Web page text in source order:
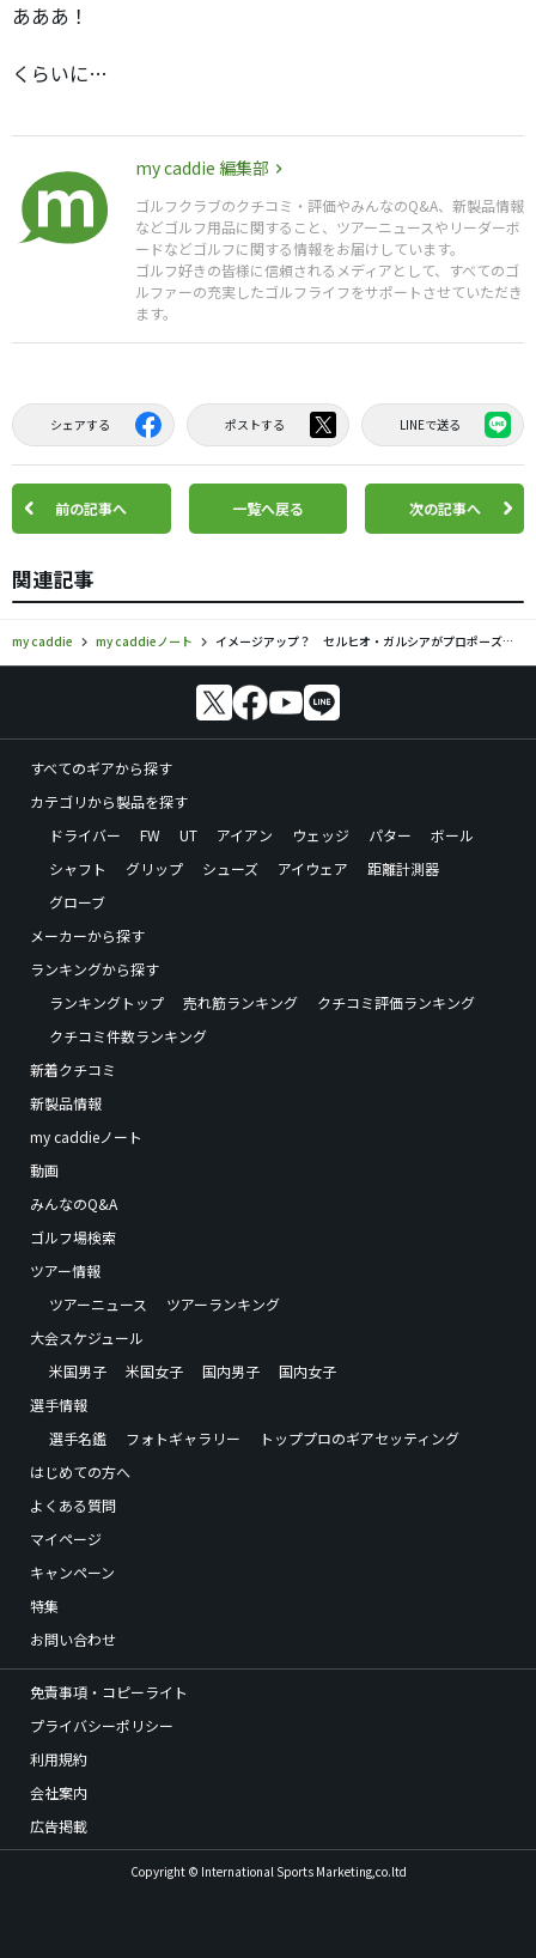
あああ！
くらいに…
my caddie 編集部
ゴルフクラブのクチコミ・評価やみんなのQ&A、新製品情報
などゴルフ用品に関すること、ツアーニュースやリーダーボ
ードなどゴルフに関する情報をお届けしています。
ゴルフ好きの皆様に信頼されるメディアとして、すべてのゴ
ルファーの充実したゴルフライフをサポートさせていただき
ます。
シェアする ポストする LINEで送る
前の記事へ 一覧へ戻る 次の記事へ
関連記事
my caddie my caddieノート イメージアップ？ セルヒオ・ガルシアがプロポーズのお手伝い
すべてのギアから探す
カテゴリから製品を探す
ドライバー
FW UT アイアン ウェッジ パター
ボール
シャフト
グリップ シューズ アイウェア
距離計測器
グローブ
メーカーから探す
ランキングから探す
ランキングトップ
売れ筋ランキング
クチコミ評価ランキング
クチコミ件数ランキング
新着クチコミ
新製品情報
my caddieノート
動画
みんなのQ&A
ゴルフ場検索
ツアー情報
ツアーニュース
ツアーランキング
大会スケジュール
米国男子
米国女子 国内男子
国内女子
選手情報
選手名鑑
フォトギャラリー
トッププロのギアセッティング
はじめての方へ
よくある質問
マイページ
キャンペーン
特集
お問い合わせ
免責事項・コピーライト
プライバシーポリシー
利用規約
会社案内
広告掲載
Copyright © International Sports Marketing,co.ltd